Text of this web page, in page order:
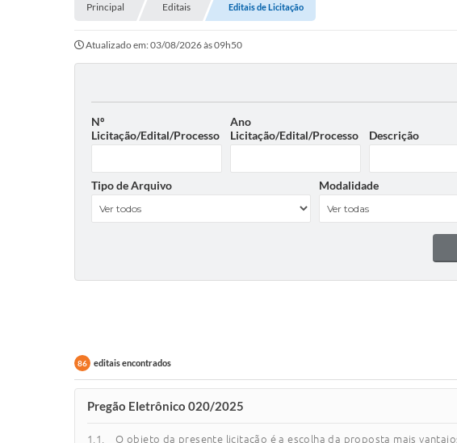
Principal Editais Editais de Licitação
Atualizado em: 03/08/2026 às 09h50
Nº
Licitação/Edital/Processo
Ano
Licitação/Edital/Processo
Descrição
Tipo de Arquivo Modalidade
86 editais encontrados
Pregão Eletrônico 020/2025
1.1. O objeto da presente licitação é a escolha da proposta mais vantajosa